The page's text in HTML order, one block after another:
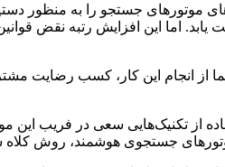
موتورهای جستجو را به منظور
اما این افزایش رتبه نقض
از انجام این کار، کسب رضایت
از تکنیک‌هایی سعی در فریب این
جستجوی هوشمند، روش